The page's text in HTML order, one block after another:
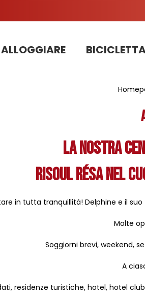
ALLOGGIARE
La nostra
Risoul Résa nel
in tutta tranquillità! Delphine e il
Molte
Soggiorni brevi, weekend,
A
residenze turistiche, hotel, hotel